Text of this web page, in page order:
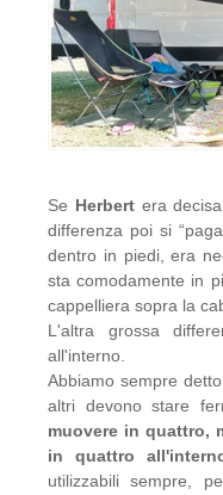
Se Herbertera
differenza poi si
dentro in piedi, era
sta comodamente in
cappelliera sopra la
L'altra grossa
all'interno.
Abbiamo sempre
altri devono stare
muovere in quattro,
in quattro
utilizzabili sempre,